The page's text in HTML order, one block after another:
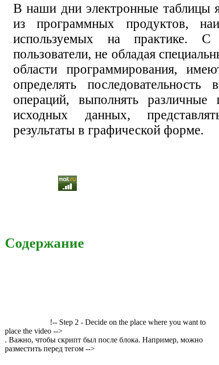
В наши дни электронные таблицы
из программных продуктов,
используемых на практике.
пользователи, не обладая
области программирования,
определять последовательность
операций, выполнять различные
исходных данных,
результаты в графической форме.
Содержание
!-- Step 2 - Decide on the place where you want to
place the video -->
. Важно, чтобы скрипт был после блока. Например, можно
разместить перед тегом -->